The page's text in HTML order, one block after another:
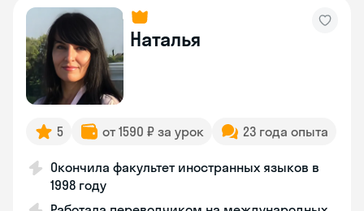
Наталья
5 от 1590 ₽ за урок 23 года опыта
Окончила факультет иностранных языков в
1998 году